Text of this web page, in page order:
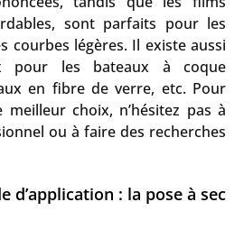
sont parfaits pour les
courbes légères. Il existe aussi
pour les bateaux à coque
en fibre de verre, etc. Pour
choix, n’hésitez pas à
ou à faire des recherches
d’application : la pose à sec